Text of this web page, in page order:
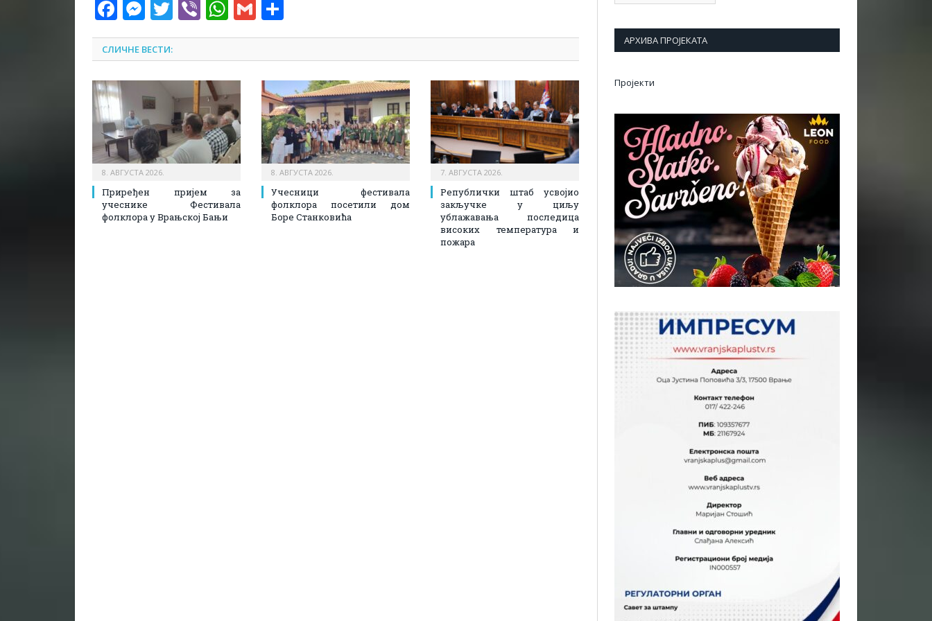
Facebook
Messenger
Twitter
ViberWhatsApp
Gmail
СЛИЧНЕ ВЕСТИ:
8. АВГУСТА 2026.
Приређен пријем за
учеснике Фестивала
фолклора у Врањској Бањи
8. АВГУСТА 2026.
Учесници фестивала
фолклора посетили дом
Боре Станковића
7. АВГУСТА 2026.
Републички штаб усвојио
закључке у циљу
ублажавања последица
високих температура и
пожара​
АРХИВА ПРОЈЕКАТА
Пројекти